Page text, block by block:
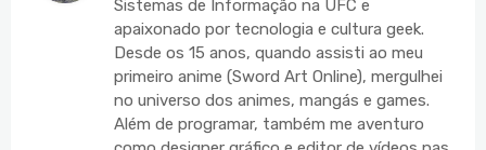
Sistemas de Informação na UFC e
apaixonado por tecnologia e cultura geek.
Desde os 15 anos, quando assisti ao meu
primeiro anime (Sword Art Online), mergulhei
no universo dos animes, mangás e games.
Além de programar, também me aventuro